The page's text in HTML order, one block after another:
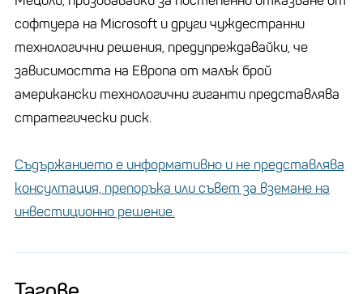
софтуера на Microsoft и други чуждестранни
технологични решения, предупреждавайки, че
зависимостта на Европа от малък брой
американски технологични гиганти представлява
стратегически риск.
Съдържанието е информативно и не представлява
консултация, препоръка или съвет за вземане на
инвестиционно решение.